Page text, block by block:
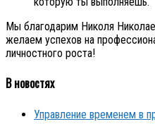
Мы благодарим Николя
желаем успехов на
личностного роста!
В новостях
Управление временем в